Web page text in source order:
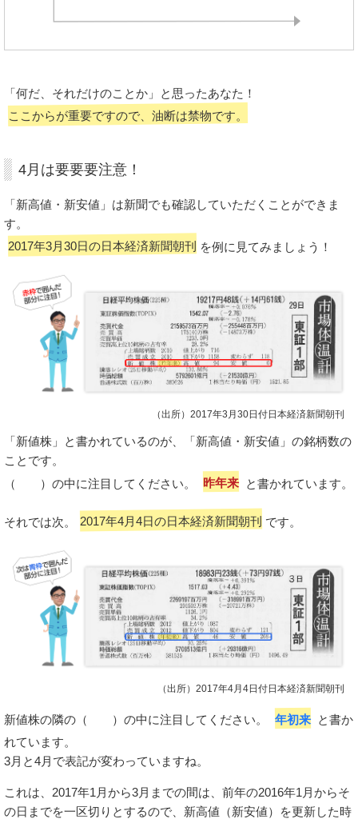
「何だ、それだけのことか」と思ったあなた！
ここからが重要ですので、油断は禁物です。
4月は要要要注意！
「新高値・新安値」は新聞でも確認していただくことができま
す。
2017年3月30日の日本経済新聞朝刊 を例に見てみましょう！
（出所）2017年3月30日付日本経済新聞朝刊
「新値株」と書かれているのが、「新高値・新安値」の銘柄数の
ことです。
（ ）の中に注目してください。
昨年来 と書かれています。
それでは次。 2017年4月4日の日本経済新聞朝刊 です。
（出所）2017年4月4日付日本経済新聞朝刊
新値株の隣の（ ）の中に注目してください。 年初来
と書か
れています。
3月と4月で表記が変わっていますね。
これは、2017年1月から3月までの間は、前年の2016年1月からそ
の日までを一区切りとするので、新高値（新安値）を更新した時